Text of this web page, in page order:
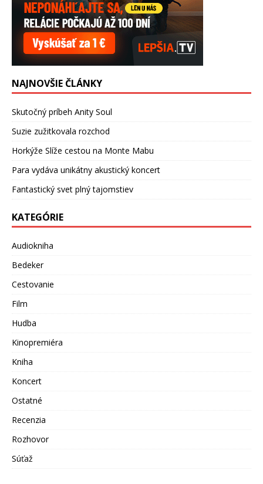
NAJNOVŠIE ČLÁNKY
Skutočný príbeh Anity Soul
Suzie zužitkovala rozchod
Horkýže Slíže cestou na Monte Mabu
Para vydáva unikátny akustický koncert
Fantastický svet plný tajomstiev
KATEGÓRIE
Audiokniha
Bedeker
Cestovanie
Film
Hudba
Kinopremiéra
Kniha
Koncert
Ostatné
Recenzia
Rozhovor
Súťaž